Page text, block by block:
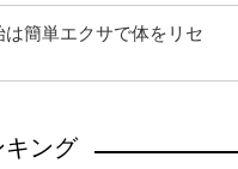
簡単エクサで体をリセ
キング